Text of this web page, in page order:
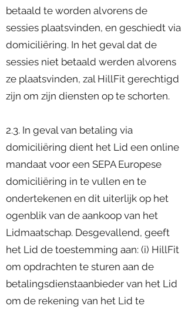
betaald te worden alvorens de
sessies plaatsvinden, en geschiedt via
domiciliëring. In het geval dat de
sessies niet betaald werden alvorens
ze plaatsvinden, zal HillFit gerechtigd
zijn om zijn diensten op te schorten.
2.3. In geval van betaling via
domiciliëring dient het Lid een online
mandaat voor een SEPA Europese
domiciliëring in te vullen en te
ondertekenen en dit uiterlijk op het
ogenblik van de aankoop van het
Lidmaatschap. Desgevallend, geeft
het Lid de toestemming aan: (i) HillFit
om opdrachten te sturen aan de
betalingsdienstaanbieder van het Lid
om de rekening van het Lid te